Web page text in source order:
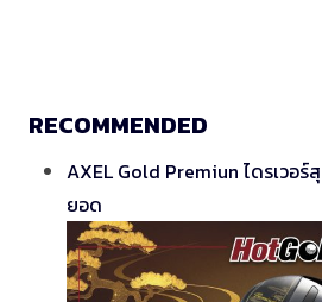
RECOMMENDED
AXEL Gold Premiun ไดรเวอร์
ยอด